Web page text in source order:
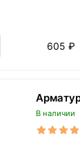
605 ₽
В наличии